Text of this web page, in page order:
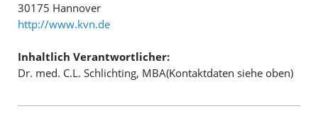
30175 Hannover
http://www.kvn.de
Inhaltlich Verantwortlicher:
Dr. med. C.L. Schlichting, MBA(Kontaktdaten siehe oben)